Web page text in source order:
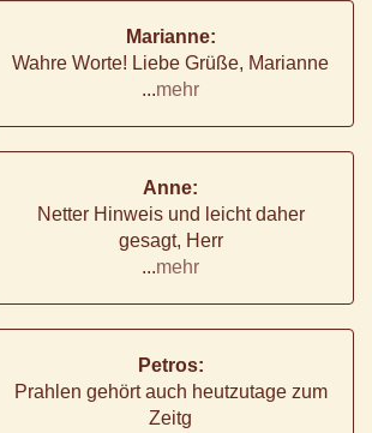
Marianne:
Wahre Worte! Liebe Grüße, Marianne
...mehr
Anne:
Netter Hinweis und leicht daher
gesagt, Herr
...mehr
Petros:
Prahlen gehört auch heutzutage zum
Zeitg